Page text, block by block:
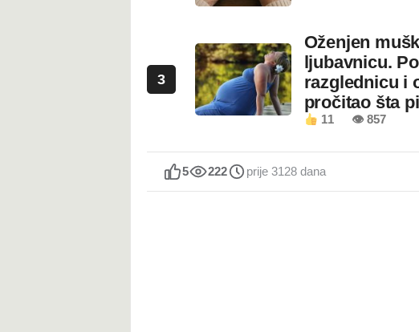
3
Oženjen
ljubavnicu.
razglednicu i
pročitao šta
11 👁 857
5 222 prije 3128 dana